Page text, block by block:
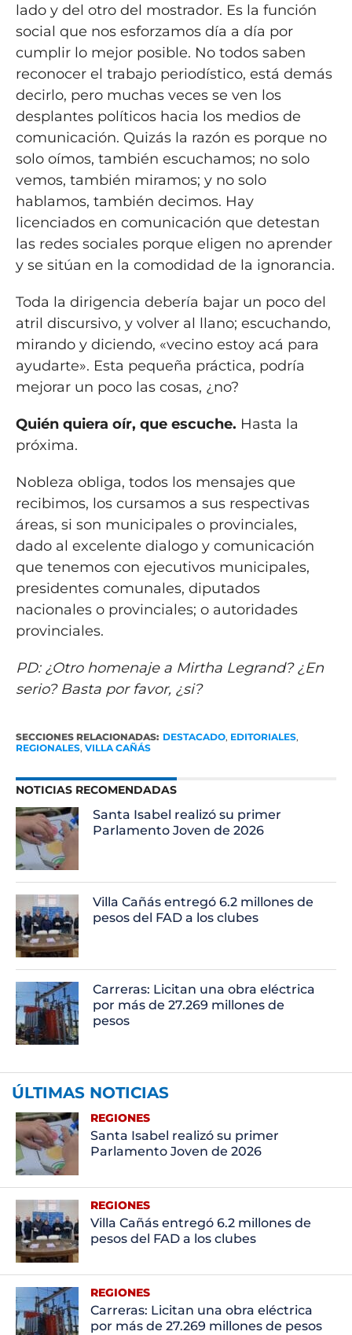
lado y del otro del mostrador. Es la función
social que nos esforzamos día a día por
cumplir lo mejor posible. No todos saben
reconocer el trabajo periodístico, está demás
decirlo, pero muchas veces se ven los
desplantes políticos hacia los medios de
comunicación. Quizás la razón es porque no
solo oímos, también escuchamos; no solo
vemos, también miramos; y no solo
hablamos, también decimos. Hay
licenciados en comunicación que detestan
las redes sociales porque eligen no aprender
y se sitúan en la comodidad de la ignorancia.
Toda la dirigencia debería bajar un poco del
atril discursivo, y volver al llano; escuchando,
mirando y diciendo, «vecino estoy acá para
ayudarte». Esta pequeña práctica, podría
mejorar un poco las cosas, ¿no?
Quién quiera oír, que escuche. Hasta la
próxima.
Nobleza obliga, todos los mensajes que
recibimos, los cursamos a sus respectivas
áreas, si son municipales o provinciales,
dado al excelente dialogo y comunicación
que tenemos con ejecutivos municipales,
presidentes comunales, diputados
nacionales o provinciales; o autoridades
provinciales.
PD: ¿Otro homenaje a Mirtha Legrand? ¿En
serio? Basta por favor, ¿si?
SECCIONES RELACIONADAS: DESTACADO, EDITORIALES,
REGIONALES, VILLA CAÑÁS
NOTICIAS RECOMENDADAS
Santa Isabel realizó su primer
Parlamento Joven de 2026
Villa Cañás entregó 6.2 millones de
pesos del FAD a los clubes
Carreras: Licitan una obra eléctrica
por más de 27.269 millones de
pesos
ÚLTIMAS NOTICIAS
REGIONES
Santa Isabel realizó su primer
Parlamento Joven de 2026
REGIONES
Villa Cañás entregó 6.2 millones de
pesos del FAD a los clubes
REGIONES
Carreras: Licitan una obra eléctrica
por más de 27.269 millones de pesos